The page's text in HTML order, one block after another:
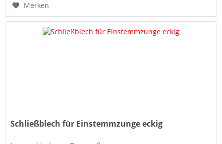
Merken
Schließblech für Einstemmzunge eckig